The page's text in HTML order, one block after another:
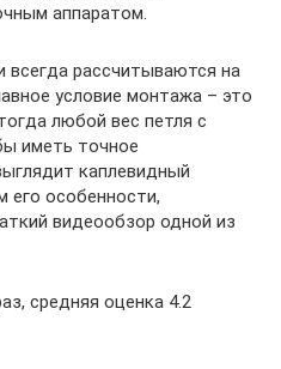
аппаратом.
всегда рассчитываются на
условие монтажа – это
любой вес петля с
иметь точное
каплевидный
его особенности,
видеообзор одной из
средняя оценка 4.2